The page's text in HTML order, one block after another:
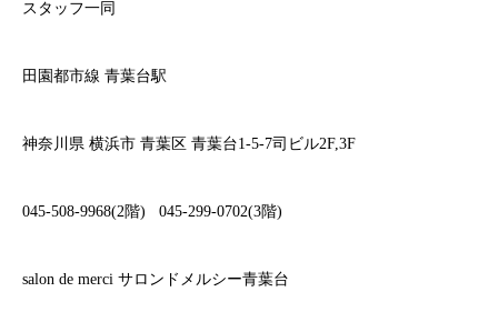
スタッフ一同
田園都市線 青葉台駅
神奈川県 横浜市 青葉区 青葉台1-5-7司ビル2F,3F
045-508-9968(2階) 045-299-0702(3階)
salon de merci サロンドメルシー青葉台